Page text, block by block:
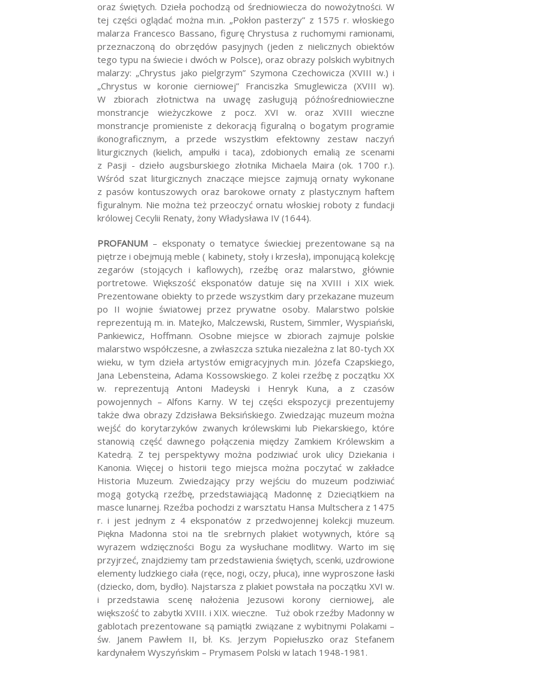
oraz świętych. Dzieła pochodzą od średniowiecza do nowożytności. W
tej części oglądać można m.in. „Pokłon pasterzy” z 1575 r. włoskiego
malarza Francesco Bassano, figurę Chrystusa z ruchomymi ramionami,
przeznaczoną do obrzędów pasyjnych (jeden z nielicznych obiektów
tego typu na świecie i dwóch w Polsce), oraz obrazy polskich wybitnych
malarzy: „Chrystus jako pielgrzym” Szymona Czechowicza (XVIII w.) i
„Chrystus w koronie cierniowej” Franciszka Smuglewicza (XVIII w).
W zbiorach złotnictwa na uwagę zasługują późnośredniowieczne
monstrancje wieżyczkowe z pocz. XVI w. oraz XVIII wieczne
monstrancje promieniste z dekoracją figuralną o bogatym programie
ikonograficznym, a przede wszystkim efektowny zestaw naczyń
liturgicznych (kielich, ampułki i taca), zdobionych emalią ze scenami
z Pasji - dzieło augsburskiego złotnika Michaela Maira (ok. 1700 r.).
Wśród szat liturgicznych znaczące miejsce zajmują ornaty wykonane
z pasów kontuszowych oraz barokowe ornaty z plastycznym haftem
figuralnym. Nie można też przeoczyć ornatu włoskiej roboty z fundacji
królowej Cecylii Renaty, żony Władysława IV (1644).
PROFANUM – eksponaty o tematyce świeckiej prezentowane są na
piętrze i obejmują meble ( kabinety, stoły i krzesła), imponującą kolekcję
zegarów (stojących i kaflowych), rzeźbę oraz malarstwo, głównie
portretowe.Większość eksponatów datuje się na XVIII i XIX wiek.
Prezentowane obiekty to przede wszystkim dary przekazane muzeum
po II wojnie światowej przez prywatne osoby. Malarstwo polskie
reprezentują m. in. Matejko, Malczewski, Rustem, Simmler, Wyspiański,
Pankiewicz, Hoffmann. Osobne miejsce w zbiorach zajmuje polskie
malarstwo współczesne, a zwłaszcza sztuka niezależna z lat 80-tych XX
wieku, w tym dzieła artystów emigracyjnych m.in. Józefa Czapskiego,
Jana Lebensteina, Adama Kossowskiego. Z kolei rzeźbę z początku XX
w. reprezentują Antoni Madeyski i Henryk Kuna, a z czasów
powojennych – Alfons Karny. W tej części ekspozycji prezentujemy
także dwa obrazy Zdzisława Beksińskiego. Zwiedzając muzeum można
wejść do korytarzyków zwanych królewskimi lub Piekarskiego, które
stanowią część dawnego połączenia między Zamkiem Królewskim a
Katedrą. Z tej perspektywy można podziwiać urok ulicy Dziekania i
Kanonia. Więcej o historii tego miejsca można poczytać w zakładce
Historia Muzeum. Zwiedzający przy wejściu do muzeum podziwiać
mogą gotycką rzeźbę, przedstawiającą Madonnę z Dzieciątkiem na
masce lunarnej. Rzeźba pochodzi z warsztatu Hansa Multschera z 1475
r. i jest jednym z 4 eksponatów z przedwojennej kolekcji muzeum.
Piękna Madonna stoi na tle srebrnych plakiet wotywnych, które są
wyrazem wdzięczności Bogu za wysłuchane modlitwy. Warto im się
przyjrzeć, znajdziemy tam przedstawienia świętych, scenki, uzdrowione
elementy ludzkiego ciała (ręce, nogi, oczy, płuca), inne wyproszone łaski
(dziecko, dom, bydło). Najstarsza z plakiet powstała na początku XVI w.
i przedstawia scenę nałożenia Jezusowi korony cierniowej, ale
większość to zabytki XVIII. i XIX. wieczne.
Tuż obok rzeźby Madonny w
gablotach prezentowane są pamiątki związane z wybitnymi Polakami –
św. Janem Pawłem II, bł. Ks. Jerzym Popiełuszko oraz Stefanem
kardynałem Wyszyńskim – Prymasem Polski w latach 1948-1981.